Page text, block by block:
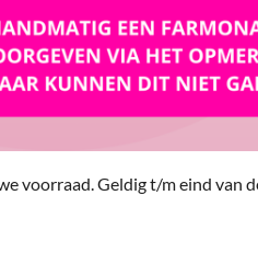
voorraad. Geldig t/m eind van